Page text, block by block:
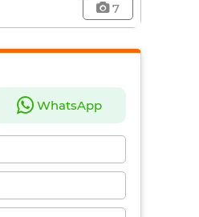
7
WhatsApp